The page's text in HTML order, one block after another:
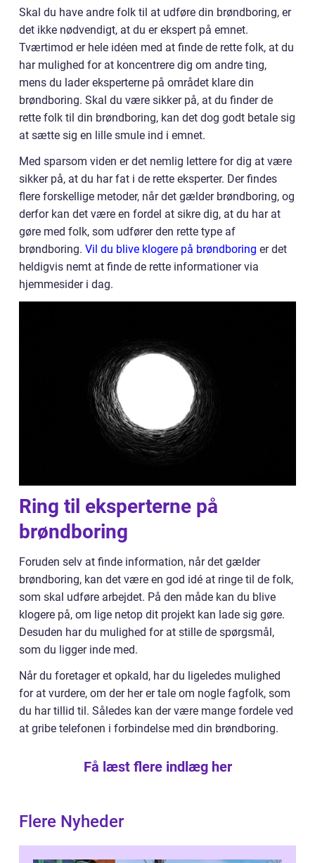
Skal du have andre folk til at udføre din brøndboring, er
det ikke nødvendigt, at du er ekspert på emnet.
Tværtimod er hele idéen med at finde de rette folk, at du
har mulighed for at koncentrere dig om andre ting,
mens du lader eksperterne på området klare din
brøndboring. Skal du være sikker på, at du finder de
rette folk til din brøndboring, kan det dog godt betale sig
at sætte sig en lille smule ind i emnet.
Med sparsom viden er det nemlig lettere for dig at være
sikker på, at du har fat i de rette eksperter. Der findes
flere forskellige metoder, når det gælder brøndboring, og
derfor kan det være en fordel at sikre dig, at du har at
gøre med folk, som udfører den rette type af
brøndboring. Vil du blive klogere på brøndboring er det
heldigvis nemt at finde de rette informationer via
hjemmesider i dag.
Ring til eksperterne på
brøndboring
Foruden selv at finde information, når det gælder
brøndboring, kan det være en god idé at ringe til de folk,
som skal udføre arbejdet. På den måde kan du blive
klogere på, om lige netop dit projekt kan lade sig gøre.
Desuden har du mulighed for at stille de spørgsmål,
som du ligger inde med.
Når du foretager et opkald, har du ligeledes mulighed
for at vurdere, om der her er tale om nogle fagfolk, som
du har tillid til. Således kan der være mange fordele ved
at gribe telefonen i forbindelse med din brøndboring.
Få læst flere indlæg her
Flere Nyheder